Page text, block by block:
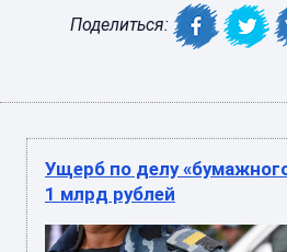
Поделиться:
Ущерб по делу
1 млрд рублей